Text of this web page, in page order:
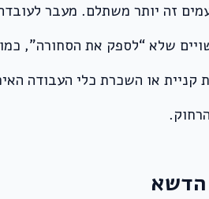
זה יותר משתלם. מעבר
שלא “לספק את הסחורה”,
או השכרת כלי העבודה